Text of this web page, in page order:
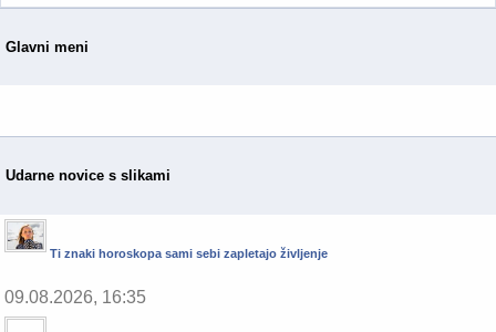
Glavni meni
Udarne novice s slikami
Ti znaki horoskopa sami sebi zapletajo življenje
09.08.2026, 16:35